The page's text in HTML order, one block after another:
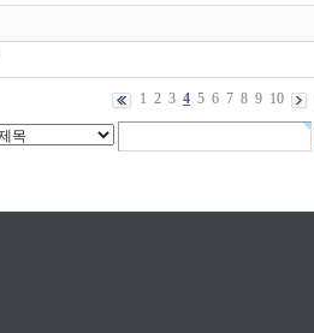
1 2 3 4 5 6 7 8 9 10